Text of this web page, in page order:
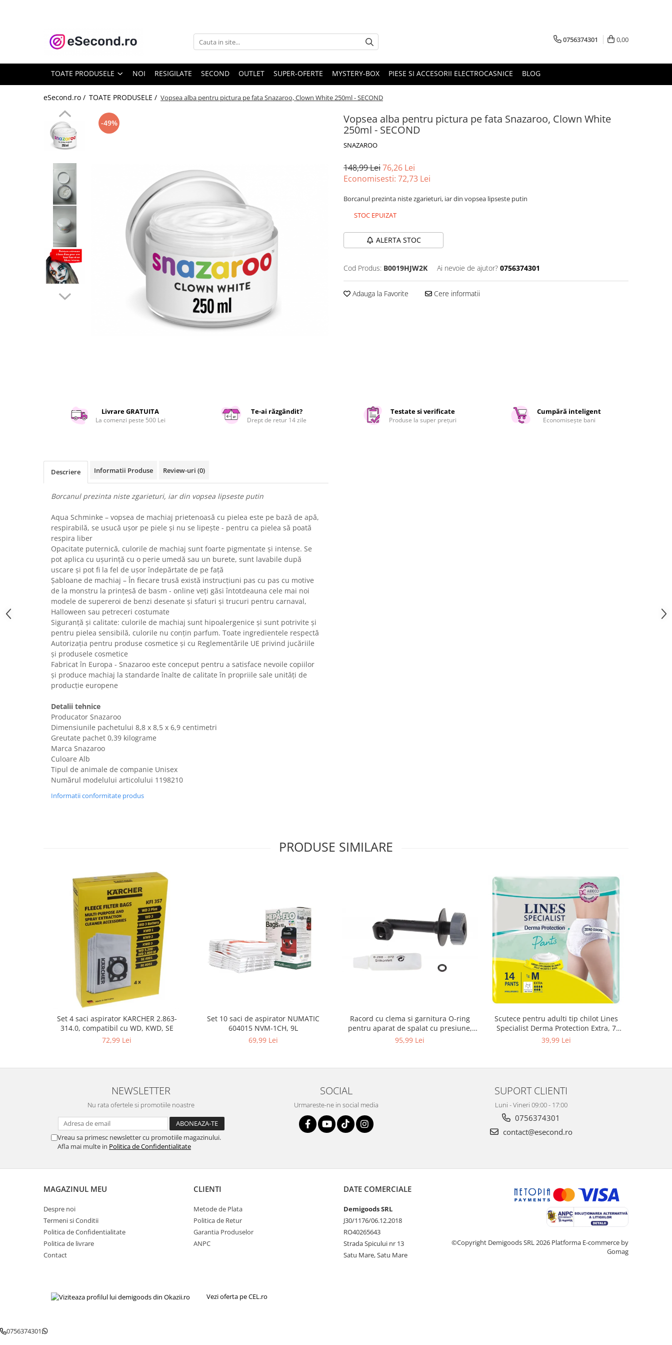
TOATE PRODUSELE
Accesorii Auto
Covorase auto
Echipamente pentru Atelier
Electronice Auto
Intretinere & Cosmetica auto
Trotinete electrice
Casa, Gradina & Bricolaj
Bucatarie & Servire
Curatenie si intretinere
Hobby-uri creative
Iluminat & Electrice
Scule electrice si unelte
Silicon, spume si solutii tehnice
Uscatoare rufe
Utilaje si materiale de constructii
Laptop, Tablete & Telefoane
Accesorii tablete
Laptopuri si Accesorii
Telefoane Mobile & accesorii
Wearable & Gadgeturi
Electrocasnice & Climatizare
Accesorii si piese masini spalat
rufe si uscatoare
Accesorii si piese masini spalat
Aparate Frigorifice
Aparate Racire Aer
Aragaze si cuptoare cu microunde
Climatizare & sisteme de incalzire
Electrocasnice pentru Bucatarie
Fiare de calcat si masini de cusut
Ingrijire Locuinta
Purificatoare de aer
Ceasuri barbatesti
Ceasuri dama
Cutii, curele si accesorii ceasuri
Genti si accesorii barbati
Genti si accesorii femei
Gaming, Carti & Birotica
Birotica & Papetarie
Console, Jocuri & Accesorii
Ingrijire personala & Cosmetice
Accesorii aparate de ras electrice
Accesorii aparate hair styling
Aparate & Accesorii ingrijire
Articole Sanatate si Wellness
Igiena dentara
Igiena si ingrijire
Jucarii si Jocuri
Castroane si adapatori animale
Igiena animale de companie
Mobila si transport animale de
Zgarzi, lese si hamuri
Desktop PC & Monitoare
Periferice PC
0756374301 0,00
TOATE PRODUSELE NOI RESIGILATE SECOND OUTLET SUPER-OFERTE MYSTERY-BOX PIESE SI ACCESORII ELECTROCASNICE BLOG
eSecond.ro / TOATE PRODUSELE / Vopsea alba pentru pictura pe fata Snazaroo, Clown White 250ml - SECOND
Vopsea alba pentru pictura pe fata Snazaroo, Clown White
250ml - SECOND
SNAZAROO
-49%
148,99 Lei76,26 Lei
Economisesti: 72,73 Lei
Borcanul prezinta niste zgarieturi, iar din vopsea lipseste putin
STOC EPUIZAT
ALERTA STOC
Cod Produs: B0019HJW2K Ai nevoie de ajutor? 0756374301
Adauga la Favorite Cere informatii
Livrare GRATUITA
La comenzi peste 500 Lei
Te-ai răzgândit?
Drept de retur 14 zile
Testate si verificate
Produse la super prețuri
Cumpără inteligent
Economisește bani
Descriere Informatii Produse Review-uri (0)
Borcanul prezinta niste zgarieturi, iar din vopsea lipseste putin
Aqua Schminke – vopsea de machiaj prietenoasă cu pielea este pe bază de apă,
respirabilă, se usucă ușor pe piele și nu se lipește - pentru ca pielea să poată
respira liber
Opacitate puternică, culorile de machiaj sunt foarte pigmentate și intense. Se
pot aplica cu ușurință cu o perie umedă sau un burete, sunt lavabile după
uscare și pot fi la fel de ușor îndepărtate de pe față
Șabloane de machiaj – În fiecare trusă există instrucțiuni pas cu pas cu motive
de la monstru la prințesă de basm - online veți găsi întotdeauna cele mai noi
modele de supereroi de benzi desenate și sfaturi și trucuri pentru carnaval,
Halloween sau petreceri costumate
Siguranță și calitate: culorile de machiaj sunt hipoalergenice și sunt potrivite și
pentru pielea sensibilă, culorile nu conțin parfum. Toate ingredientele respectă
Autorizația pentru produse cosmetice și cu Reglementările UE privind jucăriile
și produsele cosmetice
Fabricat în Europa - Snazaroo este conceput pentru a satisface nevoile copiilor
și produce machiaj la standarde înalte de calitate în propriile sale unități de
producție europene
Detalii tehnice
Producator Snazaroo
Dimensiunile pachetului 8,8 x 8,5 x 6,9 centimetri
Greutate pachet 0,39 kilograme
Marca Snazaroo
Culoare Alb
Tipul de animale de companie Unisex
Numărul modelului articolului ‎1198210
Informatii conformitate produs
PRODUSE SIMILARE
Set 4 saci aspirator KARCHER 2.863-
314.0, compatibil cu WD, KWD, SE
72,99 Lei
Set 10 saci de aspirator NUMATIC
604015 NVM-1CH, 9L
69,99 Lei
Racord cu clema si garnitura O-ring
pentru aparat de spalat cu presiune,
KARCHER 4.064-047.0, K2, K3, K4
95,99 Lei
Scutece pentru adulti tip chilot Lines
Specialist Derma Protection Extra, 7
picaturi, marimea M, 14 bucati
39,99 Lei
NEWSLETTER
Nu rata ofertele si promotiile noastre
Vreau sa primesc newsletter cu promotiile magazinului.
Afla mai multe in Politica de Confidentialitate
SOCIAL
Urmareste-ne in social media
SUPORT CLIENTI
Luni - Vineri 09:00 - 17:00
0756374301
contact@esecond.ro
MAGAZINUL MEU
Despre noi
Termeni si Conditii
Politica de Confidentialitate
Politica de livrare
Contact
CLIENTI
Metode de Plata
Politica de Retur
Garantia Produselor
ANPC
DATE COMERCIALE
Demigoods SRL
J30/1176/06.12.2018
RO40265643
Strada Spicului nr 13
Satu Mare, Satu Mare
©Copyright Demigoods SRL 2026 Platforma E-commerce by
Gomag
Vezi oferta pe CEL.ro
0756374301